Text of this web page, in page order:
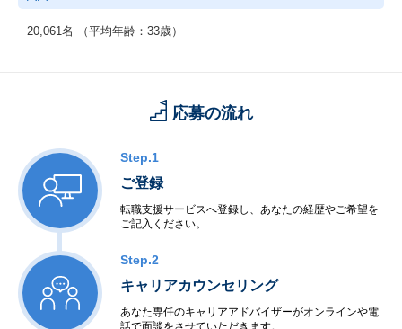
20,061名 （平均年齢：33歳）
応募の流れ
Step.1
ご登録
転職支援サービスへ登録し、あなたの経歴やご希望を
ご記入ください。
Step.2
キャリアカウンセリング
あなた専任のキャリアアドバイザーがオンラインや電
話で面談をさせていただきます。